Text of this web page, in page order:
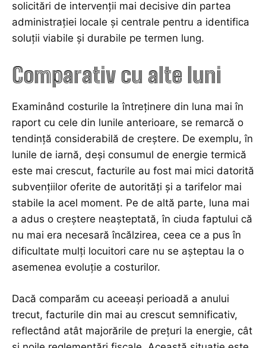
solicitări de intervenții mai decisive din partea
administrației locale și centrale pentru a identifica
soluții viabile și durabile pe termen lung.
Comparativ cu alte luni
Examinând costurile la întreținere din luna mai în
raport cu cele din lunile anterioare, se remarcă o
tendință considerabilă de creștere. De exemplu, în
lunile de iarnă, deși consumul de energie termică
este mai crescut, facturile au fost mai mici datorită
subvențiilor oferite de autorități și a tarifelor mai
stabile la acel moment. Pe de altă parte, luna mai
a adus o creștere neașteptată, în ciuda faptului că
nu mai era necesară încălzirea, ceea ce a pus în
dificultate mulți locuitori care nu se așteptau la o
asemenea evoluție a costurilor.
Dacă comparăm cu aceeași perioadă a anului
trecut, facturile din mai au crescut semnificativ,
reflectând atât majorările de prețuri la energie, cât